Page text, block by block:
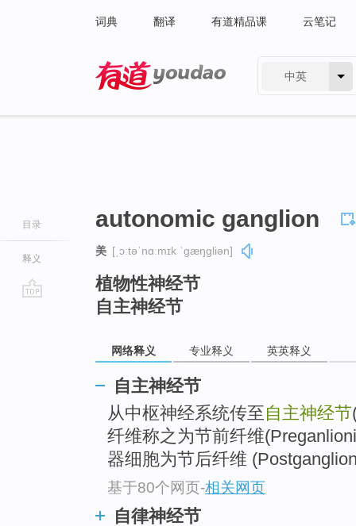
词典 翻译 有道精品课 云笔记
中英
目录
释义
autonomic ganglion
美 [ˌɔːtəˈnɑːmɪk ˈɡæŋɡliən]
植物性神经节
自主神经节
网络释义 专业释义 英英释义
自主神经节
从中枢神经系统传至自主神经节
纤维称之为节前纤维
器细胞为节后纤维
基于80个网页-相关网页
自律神经节